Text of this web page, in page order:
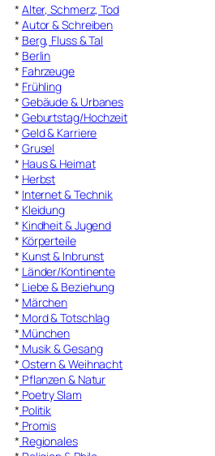
* Alter, Schmerz, Tod
* Autor & Schreiben
* Berg, Fluss & Tal
* Berlin
* Fahrzeuge
* Frühling
* Gebäude & Urbanes
* Geburtstag/Hochzeit
* Geld & Karriere
* Grusel
* Haus & Heimat
* Herbst
* Internet & Technik
* Kleidung
* Kindheit & Jugend
* Körperteile
* Kunst & Inbrunst
* Länder/Kontinente
* Liebe & Beziehung
* Märchen
* Mord & Totschlag
* München
* Musik & Gesang
* Ostern & Weihnacht
* Pflanzen & Natur
* Poetry Slam
* Politik
* Promis
* Regionales